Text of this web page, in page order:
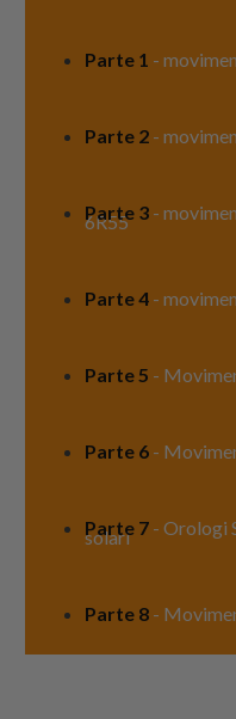
Parte 1 -
Parte 2 -
Parte 3 -
6R55
Parte 4 -
Parte 5 -
Parte 6 -
Parte 7 - Orologi
solari
Parte 8 -